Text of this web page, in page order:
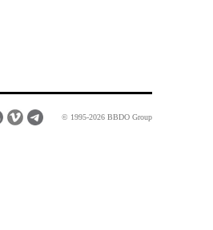
© 1995-2026 BBDO Group